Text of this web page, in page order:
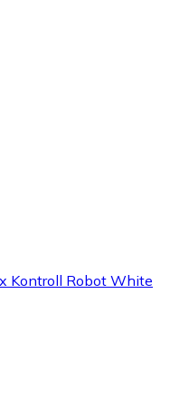
Kontroll Robot White